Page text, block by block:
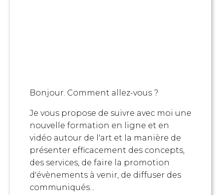
Bonjour. Comment allez-vous ?
Je vous propose de suivre avec moi une
nouvelle formation en ligne et en
vidéo autour de l'art et la manière de
présenter efficacement des concepts,
des services, de faire la promotion
d'évènements à venir, de diffuser des
communiqués...